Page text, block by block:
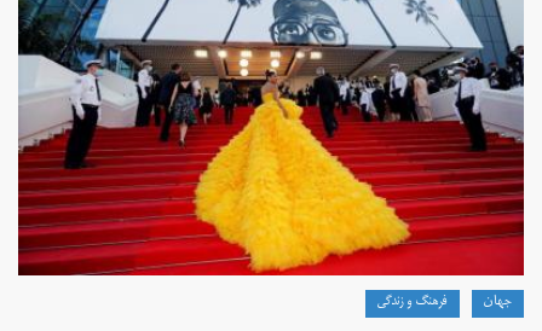
جهان فرهنگ و زندگی